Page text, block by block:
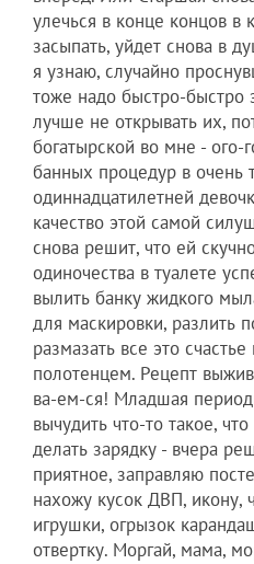
улечься в конце концов в
засыпать, уйдет снова в
я узнаю, случайно
тоже надо быстро-быстро
лучше не открывать их,
богатырской во мне - ого-
банных процедур в очень
одиннадцатилетней
качество этой самой
снова решит, что ей
одиночества в туалете
вылить банку жидкого
для маскировки, разлить
размазать все это
полотенцем. Рецепт
ва-ем-ся! Младшая
вычудить что-то такое,
делать зарядку - вчера
приятное, заправляю
нахожу кусок ДВП, икону,
игрушки, огрызок
отвертку. Моргай, мама,